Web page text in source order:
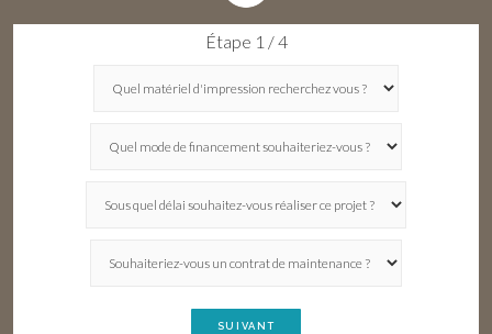
Étape 1 / 4
SUIVANT